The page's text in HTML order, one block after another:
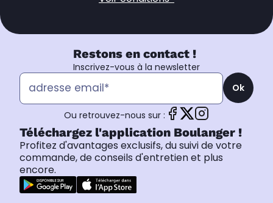
Restons en contact !
Inscrivez-vous à la newsletter
Ok
Ou retrouvez-nous sur :
Téléchargez l'application Boulanger !
Profitez d'avantages exclusifs, du suivi de votre
commande, de conseils d'entretien et plus
encore.